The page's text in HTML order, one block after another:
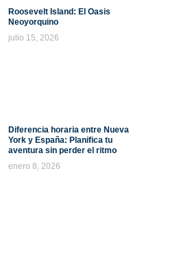
Roosevelt Island: El Oasis
Neoyorquino
julio 15, 2026
Diferencia horaria entre Nueva
York y España: Planifica tu
aventura sin perder el ritmo
enero 8, 2026